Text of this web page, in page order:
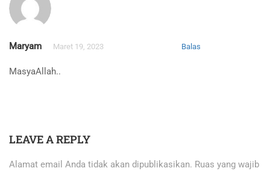
Maryam Maret 19, 2023 Balas
MasyaAllah..
LEAVE A REPLY
Alamat email Anda tidak akan dipublikasikan. Ruas yang wajib